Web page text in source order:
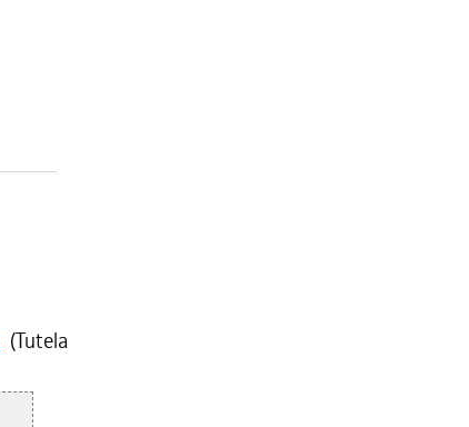
(Tutela